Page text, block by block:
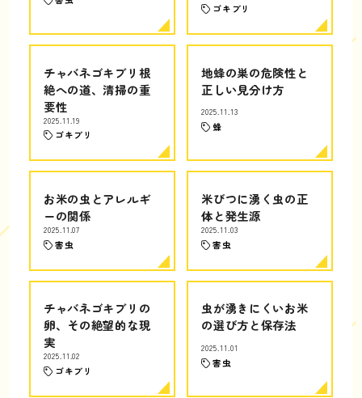
ゴキブリ
チャバネゴキブリ根
絶への道、清掃の重
要性
2025.11.19
ゴキブリ
地蜂の巣の危険性と
正しい見分け方
2025.11.13
蜂
お米の虫とアレルギ
ーの関係
2025.11.07
害虫
米びつに湧く虫の正
体と発生源
2025.11.03
害虫
チャバネゴキブリの
卵、その絶望的な現
実
2025.11.02
ゴキブリ
虫が湧きにくいお米
の選び方と保存法
2025.11.01
害虫